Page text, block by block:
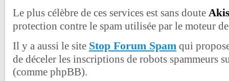
Le plus célèbre de ces services est sans doute
protection contre le spam utilisée par le moteur
Il y a aussi le site Stop Forum Spam qui
de déceler les inscriptions de robots spammeurs
(comme phpBB).